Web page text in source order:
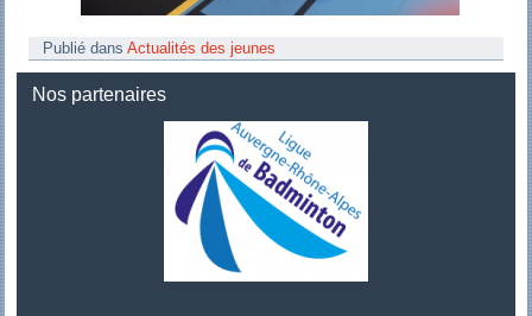
Publié dans Actualités des jeunes
Nos partenaires